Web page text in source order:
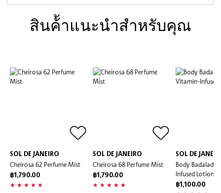
สินค้้าแนะนำสำหรับคุณ
SOL DE JANEIRO
Cheirosa 62 Perfume Mist
฿1,790.00
SOL DE JANEIRO
Cheirosa 68 Perfume Mist
฿1,790.00
SOL DE
Body
Infused Lotion
฿1,100.00